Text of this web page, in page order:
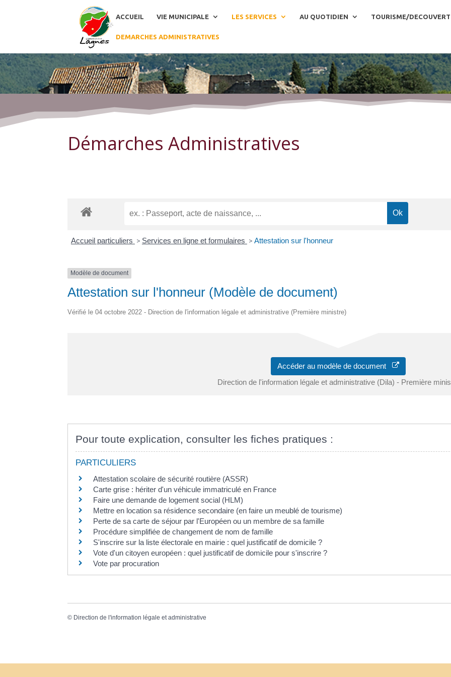
ACCUEIL VIE MUNICIPALE LES SERVICES AU QUOTIDIEN TOURISME/
DEMARCHES ADMINISTRATIVES
Démarches Administratives
Démarches Administratives
Accueil particuliers > Services en ligne et formulaires > Attestation sur l'honneur
Modèle de document
Attestation sur l'honneur (Modèle de document)
Vérifié le 04 octobre 2022 - Direction de l'information légale et administrative (Première ministre)
Accéder au modèle de document
Direction de l'information légale et administrative (Dila) - Première
Pour toute explication, consulter les fiches pratiques :
PARTICULIERS
Attestation scolaire de sécurité routière (ASSR)
Carte grise : hériter d'un véhicule immatriculé en France
Faire une demande de logement social (HLM)
Mettre en location sa résidence secondaire (en faire un meublé de tourisme)
Perte de sa carte de séjour par l'Européen ou un membre de sa famille
Procédure simplifiée de changement de nom de famille
S'inscrire sur la liste électorale en mairie : quel justificatif de domicile ?
Vote d'un citoyen européen : quel justificatif de domicile pour s'inscrire ?
Vote par procuration
© Direction de l'information légale et administrative